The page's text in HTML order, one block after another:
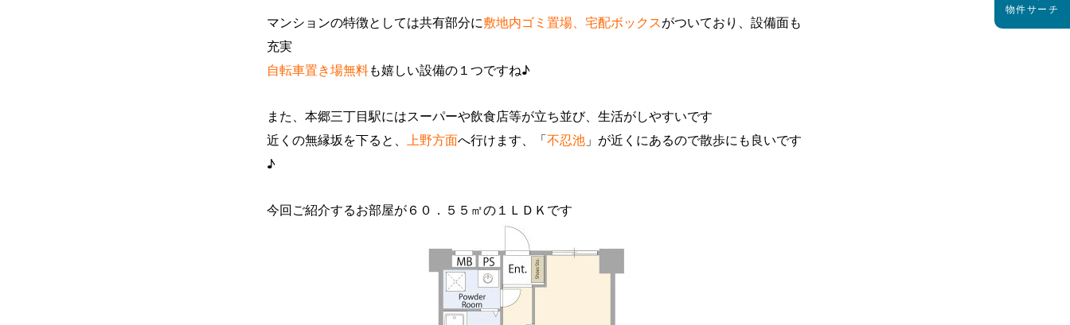
マンションの特徴としては共有部分に敷地内ゴミ置場、宅配ボックスがついており、設備面も
充実
自転車置き場無料も嬉しい設備の１つですね♪
また、本郷三丁目駅にはスーパーや飲食店等が立ち並び、生活がしやすいです
近くの無縁坂を下ると、
上野方面へ行けます、「不忍池」が近くにあるので散歩にも良いです
♪
今回ご紹介するお部屋が６０．５５㎡の１ＬＤＫです
物件サーチ